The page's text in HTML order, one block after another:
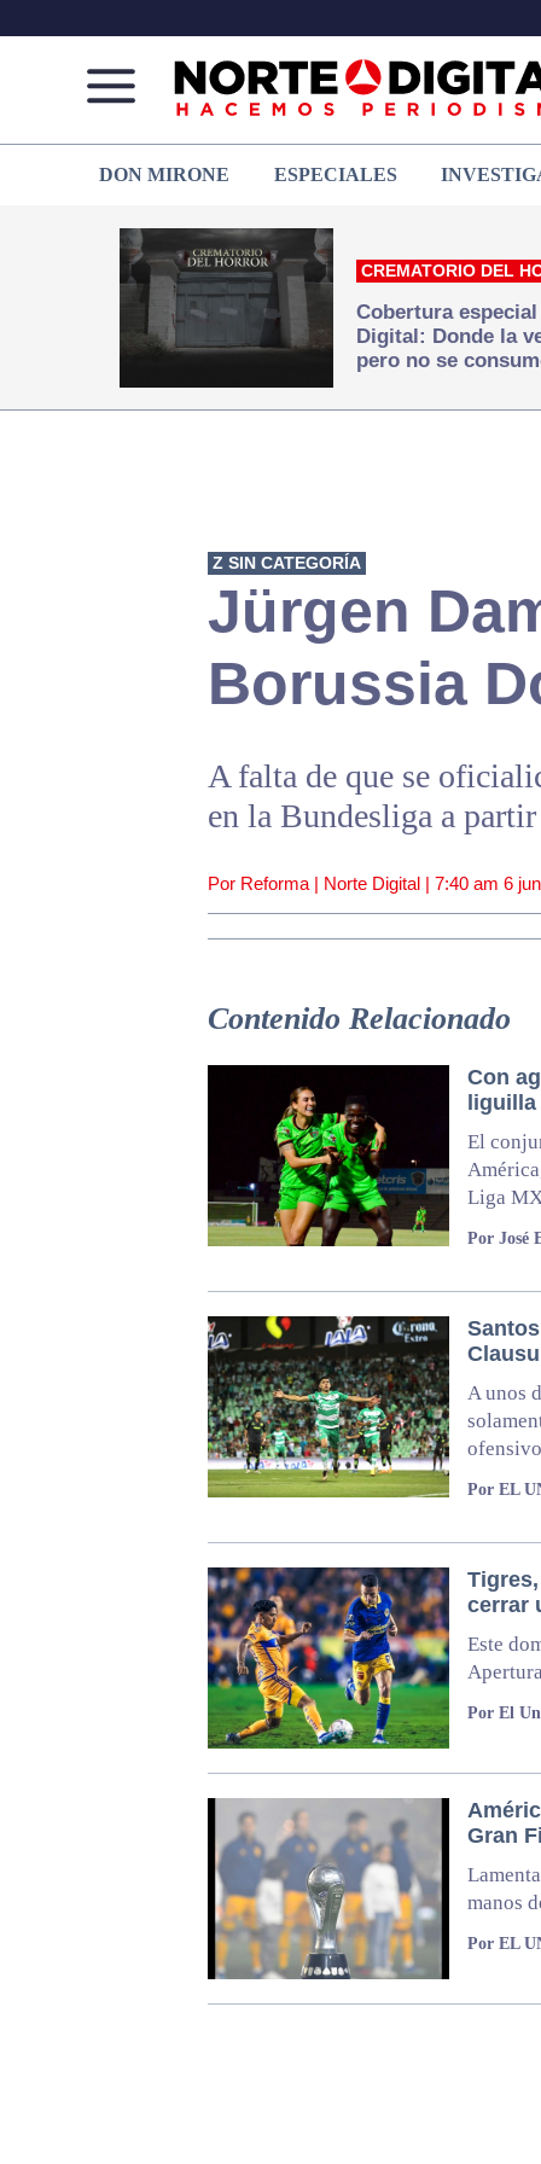
de
Juárez
que
hacemos periodismo
DON MIRONE ESPECIALES
CREMATORIO DEL
Cobertura
Digital: Donde la
pero no se
Z SIN CATEGORÍA
Jürgen
Borussia
A falta de que se
en la Bundesliga a
Por Reforma | Norte Digital | 7:40 am 6
Contenido Relacionado
Con
liguilla
El
Liga
Por José
A unos
Por EL
cerrar
Este
Por El
Gran
manos
Por EL